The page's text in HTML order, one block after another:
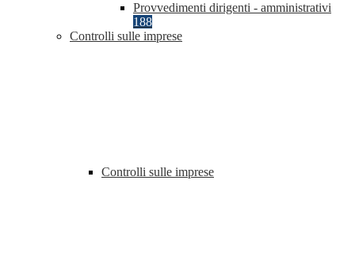
Provvedimenti dirigenti - amministrativi
188
Controlli sulle imprese
Controlli sulle imprese